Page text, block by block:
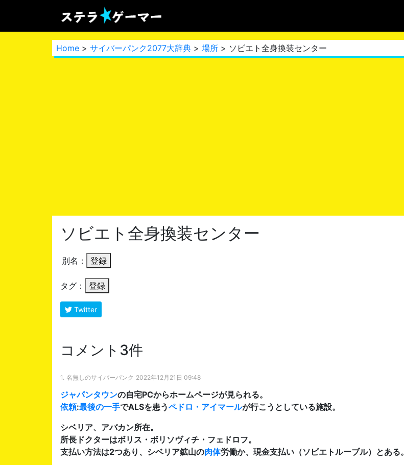
Home > サイバーパンク2077大辞典 > 場所 > ソビエト全身換装センター
ソビエト全身換装センター
別名： 登録
タグ： 登録
Twitter
コメント3件
1. 名無しのサイバーパンク 2022年12月21日 09:48
ジャパンタウンの自宅PCからホームページが見られる。
依頼:最後の一手でALSを患うペドロ・アイマールが行こうとしている施設。
シベリア、アバカン所在。
所長ドクターはボリス・ボリソヴィチ・フェドロフ。
支払い方法は2つあり、シベリア鉱山の肉体労働か、現金支払い（ソビエトルーブル）とある。